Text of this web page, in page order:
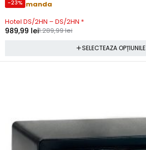
-23%
Precomanda
Hotel DS/2HN – DS/2HN *
1.289,99lei
989,99 lei
SELECTEAZA OPȚIUNILE